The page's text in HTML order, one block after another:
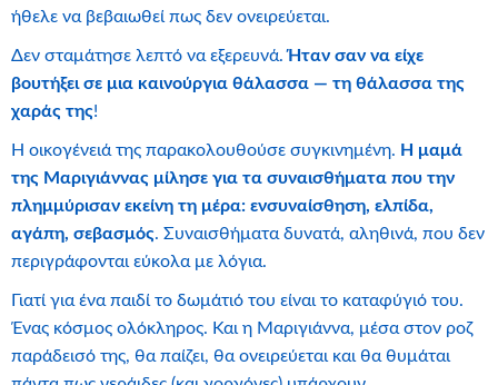
ήθελε να βεβαιωθεί πως δεν ονειρεύεται.
Δεν σταμάτησε λεπτό να εξερευνά.Ήταν σαν να είχε
βουτήξει σε μια καινούργια θάλασσα — τη θάλασσα της
χαράς της!
Η οικογένειά της παρακολουθούσε συγκινημένη. Η μαμά
της Μαριγιάννας μίλησε για τα συναισθήματα που την
πλημμύρισαν εκείνη τη μέρα: ενσυναίσθηση, ελπίδα,
αγάπη, σεβασμός. Συναισθήματα δυνατά, αληθινά, που δεν
περιγράφονται εύκολα με λόγια.
Γιατί για ένα παιδί το δωμάτιό του είναι το καταφύγιό του.
Ένας κόσμος ολόκληρος. Και η Μαριγιάννα, μέσα στον ροζ
παράδεισό της, θα παίζει, θα ονειρεύεται και θα θυμάται